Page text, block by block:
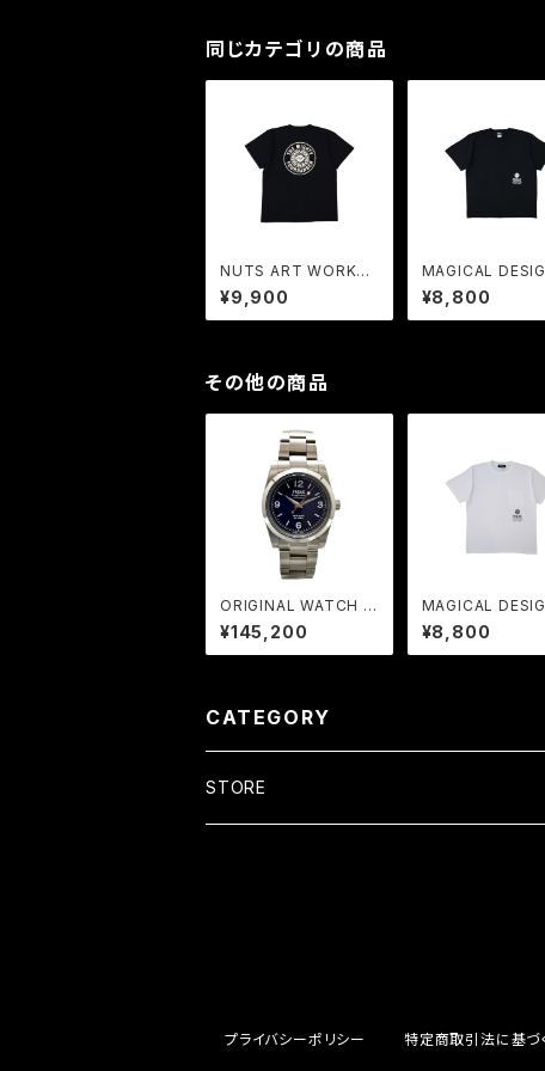
同じカテゴリの商品
NUTS ART WORKS
x FREAK | COLLABO
RATION Tee BK
¥9,900
MAGICAL
FREAK |
ATION Tee BK
¥8,800
その他の商品
ORIGINAL WATCH -
Kingfisher- NAVY
¥145,200
MAGICAL
FREAK |
ATION Tee WH
¥8,800
CATEGORY
STORE
プライバシーポリシー 特定商取引法に基づ